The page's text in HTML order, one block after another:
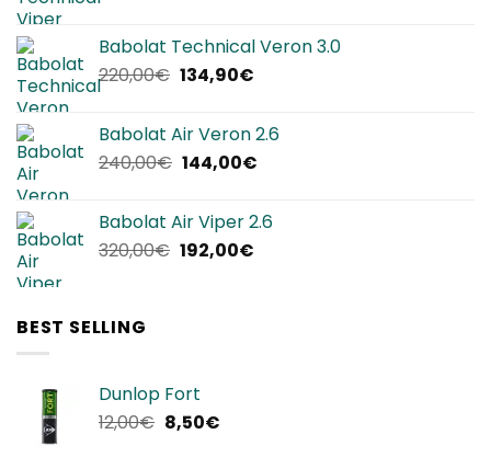
era:
280,00€.
è:
Babolat Technical Veron 3.0
220,00€ Il
era:
220,00€.
134,90€Il
è:
134,90€.
Babolat Air Veron 2.6
240,00€ Il
era:
240,00€.
144,00€Il
è:
Babolat Air Viper 2.6
320,00€ Il
192,00€Il
BEST SELLING
Dunlop Fort
12,00€ Il
8,50€Il